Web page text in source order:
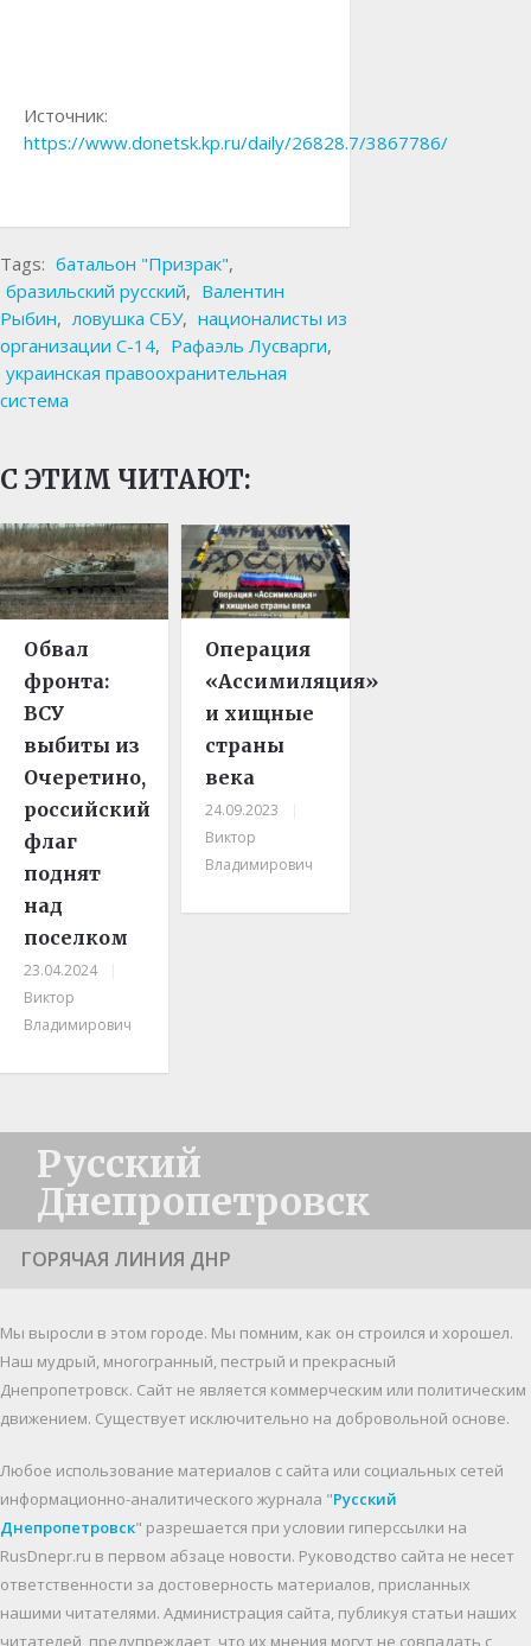
Источник:
https://www.donetsk.kp.ru/daily/26828.7/3867786/
Tags: батальон "Призрак",
бразильский русский, Валентин
Рыбин, ловушка СБУ, националисты из
организации С-14, Рафаэль Лусварги,
украинская правоохранительная
система
С ЭТИМ ЧИТАЮТ:
Обвал
фронта:
ВСУ
выбиты из
Очеретино,
российский
флаг
поднят
над
поселком
23.04.2024
Виктор
Владимирович
Операция
«Ассимиляция»
и хищные
страны
века
24.09.2023
Виктор
Владимирович
Русский
Днепропетровск
ГОРЯЧАЯ ЛИНИЯ ДНР
Мы выросли в этом городе. Мы помним, как он строился и хорошел.
Наш мудрый, многогранный, пестрый и прекрасный
Днепропетровск. Cайт не является коммерческим или политическим
движением. Существует исключительно на добровольной основе.
Любое использование материалов c сайта или социальных сетей
информационно-аналитического журнала "Русский
Днепропетровск" разрешается при условии гиперссылки на
RusDnepr.ru в первом абзаце новости. Руководство сайта не несет
ответственности за достоверность материалов, присланных
нашими читателями. Администрация сайта, публикуя статьи наших